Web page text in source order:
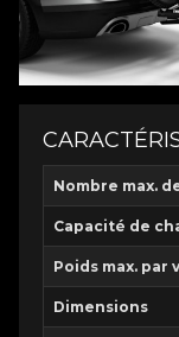
Nombre max.
Capacité de
Poids max. par
Dimensions